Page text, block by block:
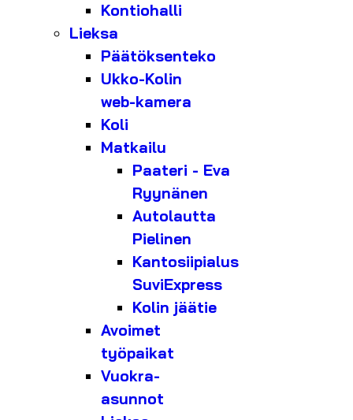
Kontiohalli
Lieksa
Päätöksenteko
Ukko-Kolin
web-kamera
Koli
Matkailu
Paateri - Eva
Ryynänen
Autolautta
Pielinen
Kantosiipialus
SuviExpress
Kolin jäätie
Avoimet
työpaikat
Vuokra-
asunnot